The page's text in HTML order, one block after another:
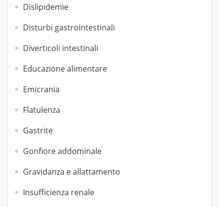
Dislipidemie
Disturbi gastrointestinali
Diverticoli intestinali
Educazione alimentare
Emicrania
Flatulenza
Gastrite
Gonfiore addominale
Gravidanza e allattamento
Insufficienza renale